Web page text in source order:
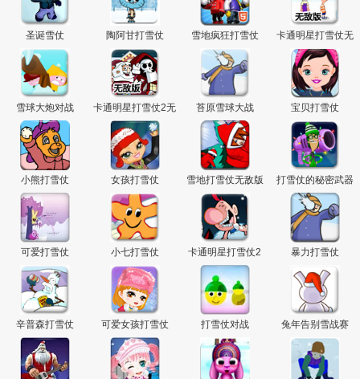
主
圣诞雪仗 陶阿甘打雪仗 雪地疯狂打雪仗
卡通明星打雪仗无
敌版
雪球大炮对战
卡通明星打雪仗2无
敌版
苔原雪球大战 宝贝打雪仗
小熊打雪仗 女孩打雪仗 雪地打雪仗无敌版 打雪仗的秘密武器
可爱打雪仗 小七打雪仗 卡通明星打雪仗2 暴力打雪仗
辛普森打雪仗 可爱女孩打雪仗 打雪仗对战 兔年告别雪战赛